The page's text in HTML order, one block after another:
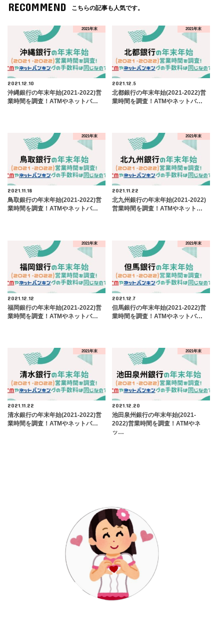
RECOMMEND こちらの記事も人気です。
2021年末
2021.12.10
沖縄銀行の年末年始(2021-2022)営
業時間を調査！ATMやネットバ…
2021年末
2021.12.5
北都銀行の年末年始(2021-2022)営
業時間を調査！ATMやネットバ…
2021年末
2021.11.18
鳥取銀行の年末年始(2021-2022)営
業時間を調査！ATMやネットバ…
2021年末
2021.11.22
北九州銀行の年末年始(2021-2022)
営業時間を調査！ATMやネット…
2021年末
2021.12.12
福岡銀行の年末年始(2021-2022)営
業時間を調査！ATMやネットバ…
2021年末
2021.12.7
但馬銀行の年末年始(2021-2022)営
業時間を調査！ATMやネットバ…
2021年末
2021.11.22
清水銀行の年末年始(2021-2022)営
業時間を調査！ATMやネットバ…
2021年末
2021.12.20
池田泉州銀行の年末年始(2021-
2022)営業時間を調査！ATMやネ
ッ…